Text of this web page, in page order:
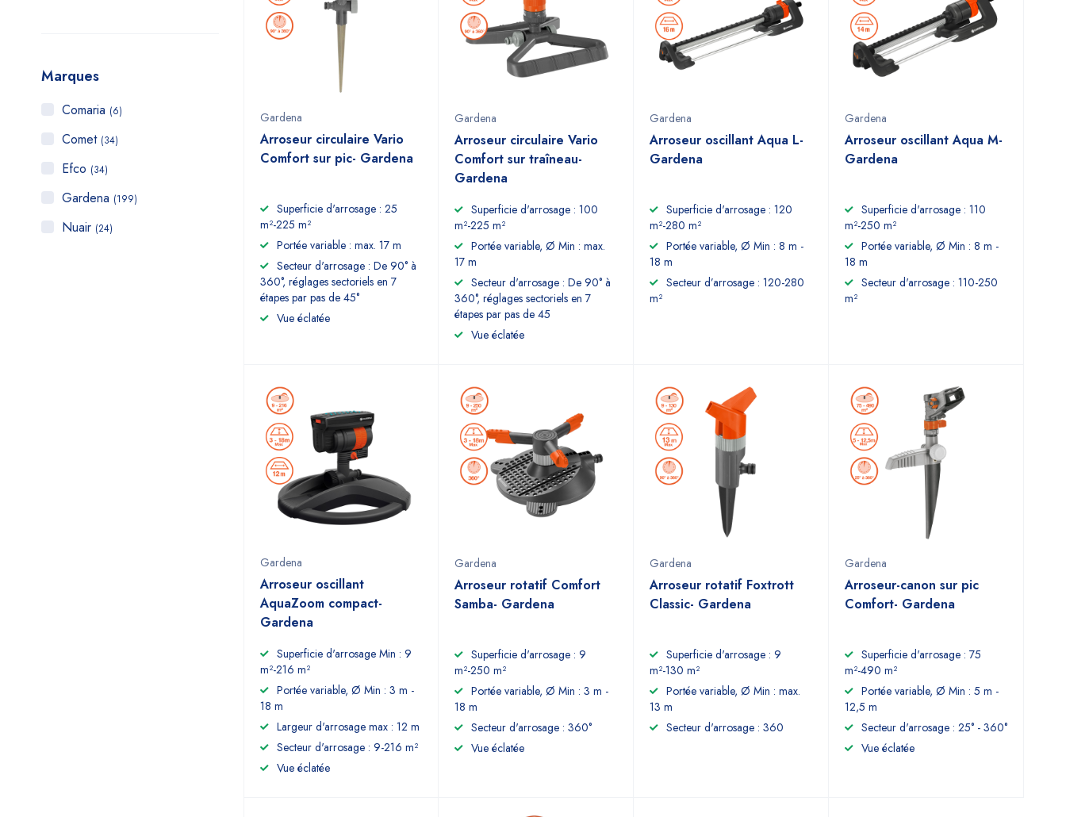
Marques
Comaria (6)
Comet (34)
Efco (34)
Gardena (199)
Nuair (24)
Gardena
Arroseur circulaire Vario
Comfort sur pic- Gardena
Superficie d'arrosage : 25
m²-225 m²
Portée variable : max. 17 m
Secteur d'arrosage : De 90° à
360°, réglages sectoriels en 7
étapes par pas de 45°
Vue éclatée
Gardena
Arroseur circulaire Vario
Comfort sur traîneau-
Gardena
Superficie d'arrosage : 100
m²-225 m²
Portée variable, Ø Min : max.
17 m
Secteur d'arrosage : De 90° à
360°, réglages sectoriels en 7
étapes par pas de 45
Vue éclatée
Gardena
Arroseur oscillant Aqua L-
Gardena
Superficie d'arrosage : 120
m²-280 m²
Portée variable, Ø Min : 8 m -
18 m
Secteur d’arrosage : 120-280
m²
Gardena
Arroseur oscillant Aqua M-
Gardena
Superficie d'arrosage : 110
m²-250 m²
Portée variable, Ø Min : 8 m -
18 m
Secteur d'arrosage : 110-250
m²
Gardena
Arroseur oscillant
AquaZoom compact-
Gardena
Superficie d'arrosage Min : 9
m²-216 m²
Portée variable, Ø Min : 3 m -
18 m
Largeur d'arrosage max : 12 m
Secteur d'arrosage : 9-216 m²
Vue éclatée
Gardena
Arroseur rotatif Comfort
Samba- Gardena
Superficie d'arrosage : 9
m²-250 m²
Portée variable, Ø Min : 3 m -
18 m
Secteur d'arrosage : 360°
Vue éclatée
Gardena
Arroseur rotatif Foxtrott
Classic- Gardena
Superficie d'arrosage : 9
m²-130 m²
Portée variable, Ø Min : max.
13 m
Secteur d'arrosage : 360
Gardena
Arroseur-canon sur pic
Comfort- Gardena
Superficie d'arrosage : 75
m²-490 m²
Portée variable, Ø Min : 5 m -
12,5 m
Secteur d'arrosage : 25° - 360°
Vue éclatée